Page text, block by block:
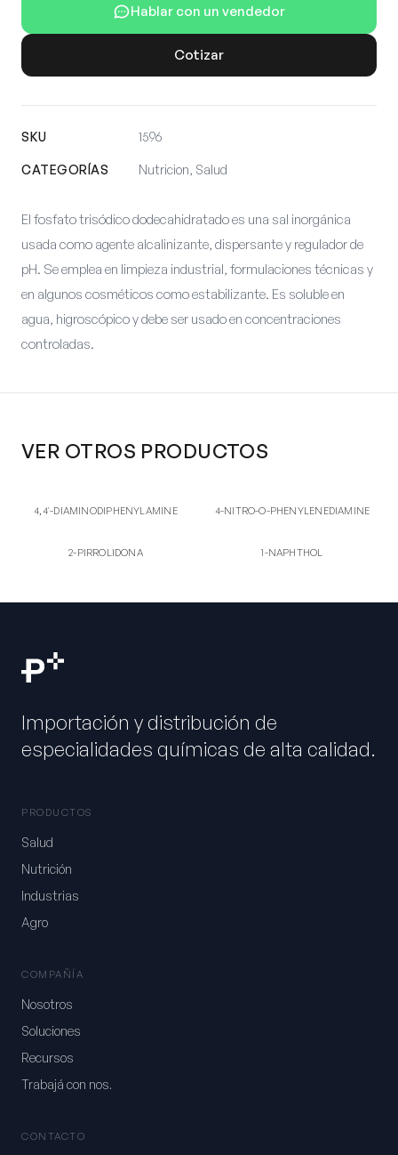
Hablar con un vendedor
Cotizar
SKU 1596
CATEGORÍAS Nutricion, Salud
El fosfato trisódico dodecahidratado es una sal inorgánica
usada como agente alcalinizante, dispersante y regulador de
pH. Se emplea en limpieza industrial, formulaciones técnicas y
en algunos cosméticos como estabilizante. Es soluble en
agua, higroscópico y debe ser usado en concentraciones
controladas.
VER OTROS PRODUCTOS
4,4'
4,4'-DIAMINODIPHENYLAMINE
4-NI
PHENYLENEDIAMINE
4-NITRO-O-PHENYLENEDIAMINE
2-PI
2-PIRROLIDONA
1-NA
1-NAPHTHOL
Importación y distribución de
especialidades químicas de alta calidad.
PRODUCTOS
Salud
Nutrición
Industrias
Agro
COMPAÑÍA
Nosotros
Soluciones
Recursos
Trabajá con nos.
CONTACTO